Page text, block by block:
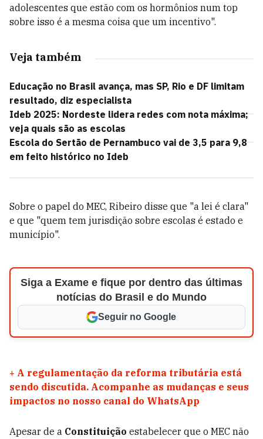
adolescentes que estão com os hormônios num top
sobre isso é a mesma coisa que um incentivo".
Veja também
Educação no Brasil avança, mas SP, Rio e DF limitam
resultado, diz especialista
Ideb 2025: Nordeste lidera redes com nota máxima;
veja quais são as escolas
Escola do Sertão de Pernambuco vai de 3,5 para 9,8
em feito histórico no Ideb
Sobre o papel do MEC, Ribeiro disse que "a lei é clara"
e que "quem tem jurisdição sobre escolas é estado e
município".
Siga a Exame e fique por dentro das últimas
notícias do Brasil e do Mundo
Seguir no Google
+ A regulamentação da reforma tributária está
sendo discutida. Acompanhe as mudanças e seus
impactos no nosso canal do WhatsApp
Apesar de a Constituição estabelecer que o MEC não